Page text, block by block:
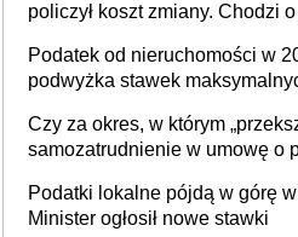
policzył koszt zmiany. Chodzi
Podatek od nieruchomości w
podwyżka stawek
budynków i lokali związanych z
prowadzeniem działalności
Czy za okres, w którym
samozatrudnienie w umowę o
umowy cywilnoprawnej
racjonalnym wyjściem
Podatki lokalne pójdą w górę
Minister ogłosił nowe stawki